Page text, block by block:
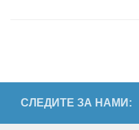
СЛЕДИТЕ ЗА НАМИ: